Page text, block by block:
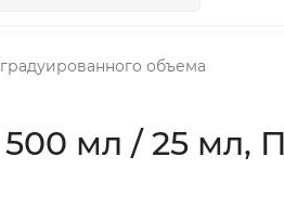
объема
500 мл / 25